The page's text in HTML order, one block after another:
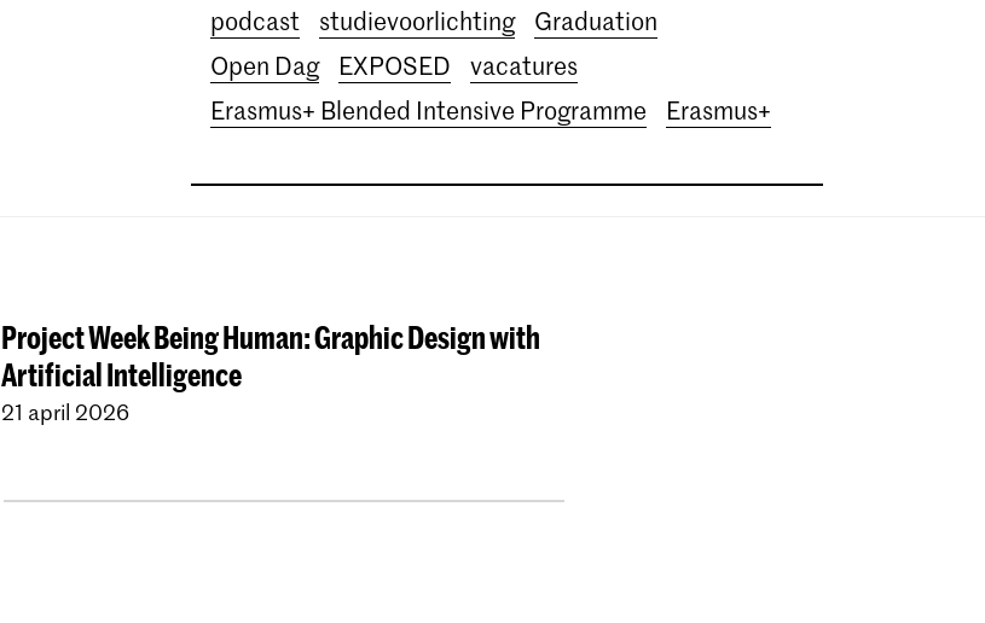
podcast
studievoorlichting
Graduation
Open Dag
EXPOSED
vacatures
Erasmus+ Blended Intensive Programme
Erasmus+
Project Week Being Human: Graphic Design with
Artificial Intelligence
21 april 2026